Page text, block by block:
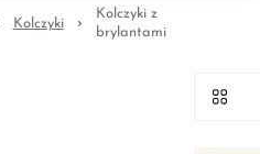
Kolczyki
Kolczyki z
brylantami